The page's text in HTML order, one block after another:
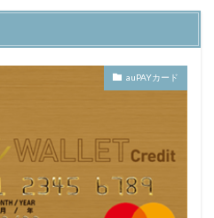
auPAYカード